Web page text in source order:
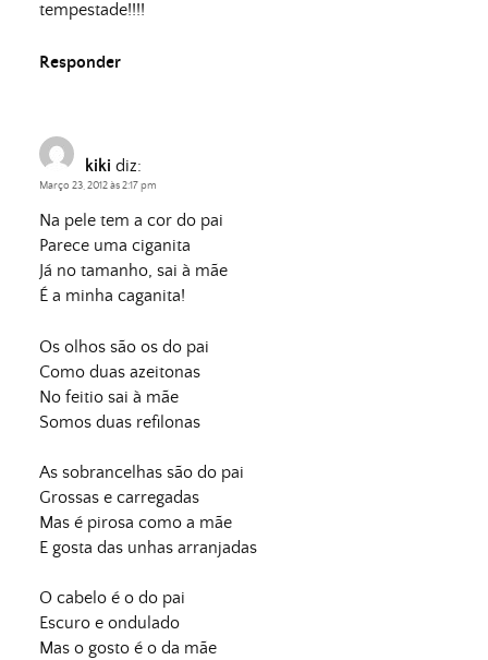
tempestade!!!!
Responder
kiki diz:
Março 23, 2012 às 2:17 pm
Na pele tem a cor do pai
Parece uma ciganita
Já no tamanho, sai à mãe
É a minha caganita!
Os olhos são os do pai
Como duas azeitonas
No feitio sai à mãe
Somos duas refilonas
As sobrancelhas são do pai
Grossas e carregadas
Mas é pirosa como a mãe
E gosta das unhas arranjadas
O cabelo é o do pai
Escuro e ondulado
Mas o gosto é o da mãe